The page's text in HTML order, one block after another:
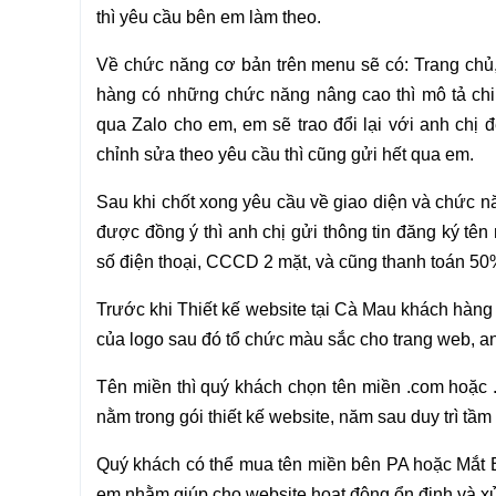
thì yêu cầu bên em làm theo.
Về chức năng cơ bản trên menu sẽ có: Trang
hàng có những chức năng nâng cao thì mô tả
qua Zalo cho em, em sẽ trao đổi lại với anh chị
chỉnh sửa theo yêu cầu thì cũng gửi hết qua em.
Sau khi chốt xong yêu cầu về giao diện và chức
được đồng ý thì anh chị gửi thông tin đăng ký tên
số điện thoại, CCCD 2 mặt, và cũng thanh toán
Trước khi Thiết kế website tại Cà Mau khách
của logo sau đó tổ chức màu sắc cho trang web,
Tên miền thì quý khách chọn tên miền .com
nằm trong gói thiết kế website, năm sau duy trì
Quý khách có thể mua tên miền bên PA hoặc